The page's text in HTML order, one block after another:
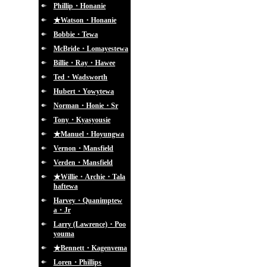
Phillip・Honanie
★Watson・Honanie
Bobbie・Tewa
McBride・Lomayestewa
Billie・Ray・Hawee
Ted・Wadsworth
Hubert・Yowytewa
Norman・Honie・Sr
Tony・Kyasyousie
★Manuel・Hoyungwa
Vernon・Mansfield
Verden・Mansfield
★Willie・Archie・Tala
haftewa
Harvey・Quanimptew
a・Jr
Larry (Lawrence)・Poo
youma
★Bennett・Kagenvema
Loren・Phillips